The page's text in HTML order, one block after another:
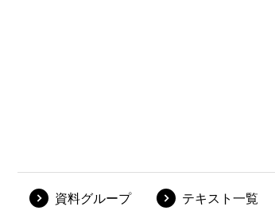
資料グループ テキスト一覧